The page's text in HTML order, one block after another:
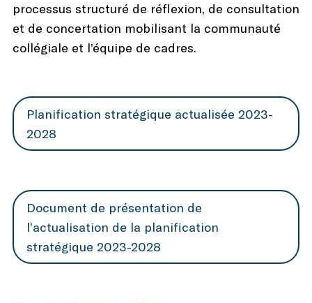
processus structuré de réflexion, de consultation
et de concertation mobilisant la communauté
collégiale et l’équipe de cadres.
Planification stratégique actualisée 2023-
2028
Document de présentation de
l’actualisation de la planification
stratégique 2023-2028